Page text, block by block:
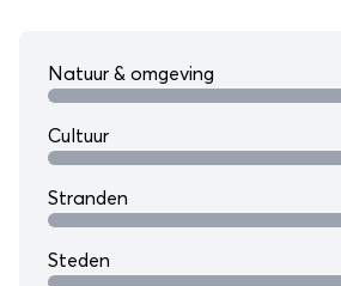
Natuur & omgeving
Cultuur
Stranden
Steden